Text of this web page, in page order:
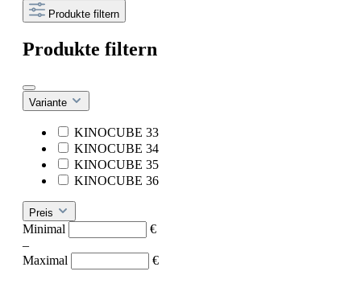
Produkte filtern
Produkte filtern
Variante
KINOCUBE 33
KINOCUBE 34
KINOCUBE 35
KINOCUBE 36
Preis
Minimal
€
–
Maximal
€